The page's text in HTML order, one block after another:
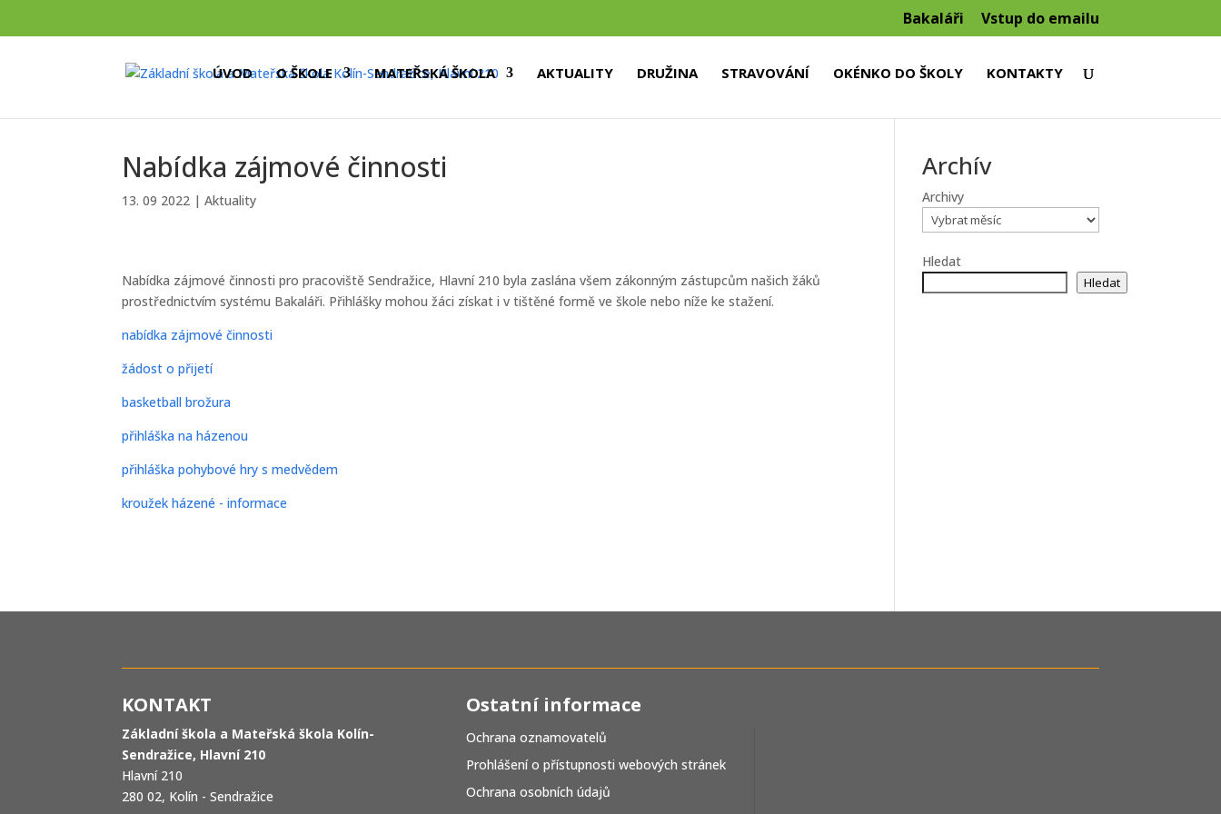
Bakaláři Vstup do emailu
ÚVOD O ŠKOLE MATEŘSKÁ ŠKOLA AKTUALITY DRUŽINA STRAVOVÁNÍ OKÉNKO DO ŠKOLY KONTAKTY
Nabídka zájmové činnosti
13. 09 2022 |Aktuality
Nabídka zájmové činnosti pro pracoviště Sendražice, Hlavní 210 byla zaslána všem zákonným zástupcům našich žáků
prostřednictvím systému Bakaláři. Přihlášky mohou žáci získat i v tištěné formě ve škole nebo níže ke stažení.
nabídka zájmové činnosti
žádost o přijetí
basketball brožura
přihláška na házenou
přihláška pohybové hry s medvědem
kroužek házené - informace
Archív
Archivy
Hledat
Hledat
KONTAKT
Základní škola a Mateřská škola Kolín-
Sendražice, Hlavní 210
Hlavní 210
280 02, Kolín - Sendražice
Ostatní informace
Ochrana oznamovatelů
Prohlášení o přístupnosti webových stránek
Ochrana osobních údajů